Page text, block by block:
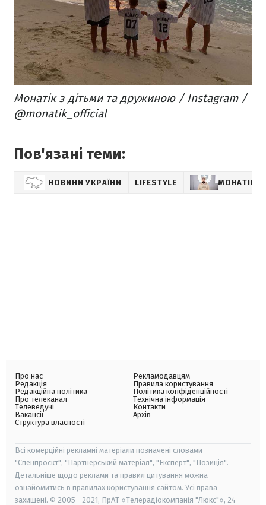
Монатік з дітьми та дружиною / Instagram /
@monatik_official
Пов'язані теми:
НОВИНИ УКРАЇНИ LIFESTYLE МОНАТІК
Про нас
Редакція
Редакційна політика
Про телеканал
Телеведучі
Вакансії
Структура власності
Рекламодавцям
Правила користування
Політика конфіденційності
Технічна інформація
Контакти
Архів
Всі комерційні рекламні матеріали позначені словами
"Спецпроєкт", "Партнерський матеріал", "Експерт", "Позиція".
Детальніше щодо реклами та правил цитування можна
ознайомитись в правилах користування сайтом. Усі права
захищені. © 2005—2021, ПрАТ «Телерадіокомпанія "Люкс"», 24